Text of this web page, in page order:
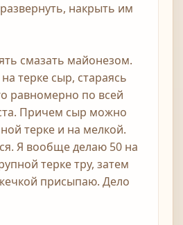
накрыть им
смазать майонезом.
терке сыр, стараясь
равномерно по всей
Причем сыр можно
терке и на мелкой.
Я вообще делаю 50 на
терке тру, затем
присыпаю. Дело